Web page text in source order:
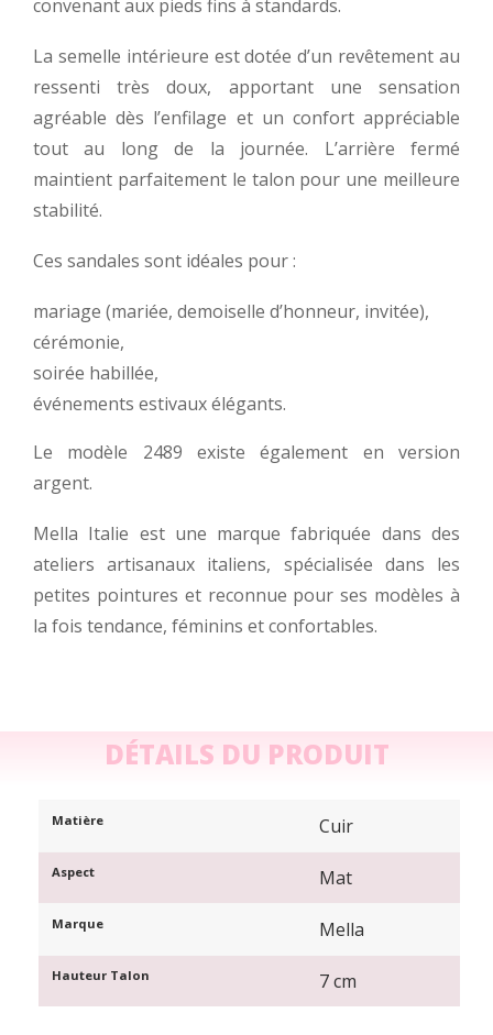
convenant aux pieds fins à standards.
La semelle intérieure est dotée d’un revêtement au
ressenti très doux, apportant une sensation
agréable dès l’enfilage et un confort appréciable
tout au long de la journée. L’arrière fermé
maintient parfaitement le talon pour une meilleure
stabilité.
Ces sandales sont idéales pour :
mariage (mariée, demoiselle d’honneur, invitée),
cérémonie,
soirée habillée,
événements estivaux élégants.
Le modèle 2489 existe également en version
argent.
Mella Italie est une marque fabriquée dans des
ateliers artisanaux italiens, spécialisée dans les
petites pointures et reconnue pour ses modèles à
la fois tendance, féminins et confortables.
DÉTAILS DU PRODUIT
Matière Cuir
Aspect Mat
Marque Mella
Hauteur Talon 7 cm